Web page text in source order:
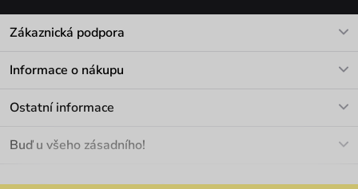
Zákaznická podpora
Informace o nákupu
Materiály a údržba
Ostatní informace
Velkoobchod
Buď u všeho zásadního!